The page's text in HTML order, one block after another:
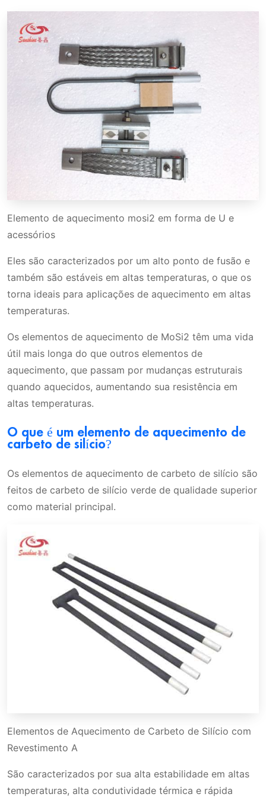
Elemento de aquecimento mosi2 em forma de U e
acessórios
Eles são caracterizados por um alto ponto de fusão e
também são estáveis em altas temperaturas, o que os
torna ideais para aplicações de aquecimento em altas
temperaturas.
Os elementos de aquecimento de MoSi2 têm uma vida
útil mais longa do que outros elementos de
aquecimento, que passam por mudanças estruturais
quando aquecidos, aumentando sua resistência em
altas temperaturas.
O que é um elemento de aquecimento de
carbeto de silício?
Os elementos de aquecimento de carbeto de silício são
feitos de carbeto de silício verde de qualidade superior
como material principal.
Elementos de Aquecimento de Carbeto de Silício com
Revestimento A
São caracterizados por sua alta estabilidade em altas
temperaturas, alta condutividade térmica e rápida